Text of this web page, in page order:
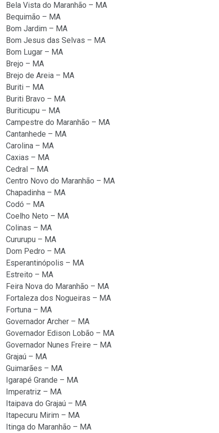
Bela Vista do Maranhão – MA
Bequimão – MA
Bom Jardim – MA
Bom Jesus das Selvas – MA
Bom Lugar – MA
Brejo – MA
Brejo de Areia – MA
Buriti – MA
Buriti Bravo – MA
Buriticupu – MA
Campestre do Maranhão – MA
Cantanhede – MA
Carolina – MA
Caxias – MA
Cedral – MA
Centro Novo do Maranhão – MA
Chapadinha – MA
Codó – MA
Coelho Neto – MA
Colinas – MA
Cururupu – MA
Dom Pedro – MA
Esperantinópolis – MA
Estreito – MA
Feira Nova do Maranhão – MA
Fortaleza dos Nogueiras – MA
Fortuna – MA
Governador Archer – MA
Governador Edison Lobão – MA
Governador Nunes Freire – MA
Grajaú – MA
Guimarães – MA
Igarapé Grande – MA
Imperatriz – MA
Itaipava do Grajaú – MA
Itapecuru Mirim – MA
Itinga do Maranhão – MA